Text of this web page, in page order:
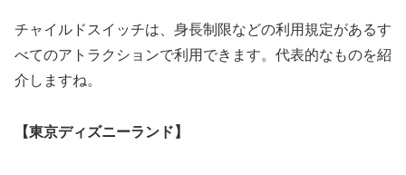
チャイルドスイッチは、身長制限などの利用規定があるす
べてのアトラクションで利用できます。代表的なものを紹
介しますね。
【東京ディズニーランド】